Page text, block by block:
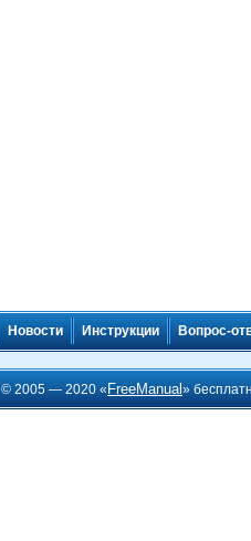
Новости Инструкции Вопрос-
© 2005 — 2020 « FreeManual»